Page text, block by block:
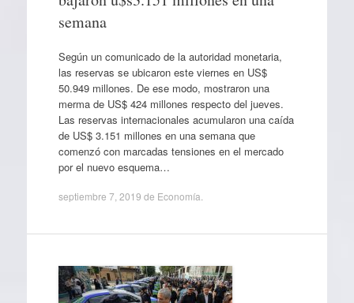
semana
Según un comunicado de la autoridad monetaria,
las reservas se ubicaron este viernes en US$
50.949 millones. De ese modo, mostraron una
merma de US$ 424 millones respecto del jueves.
Las reservas internacionales acumularon una caída
de US$ 3.151 millones en una semana que
comenzó con marcadas tensiones en el mercado
por el nuevo esquema…
septiembre 7, 2019 de Economía